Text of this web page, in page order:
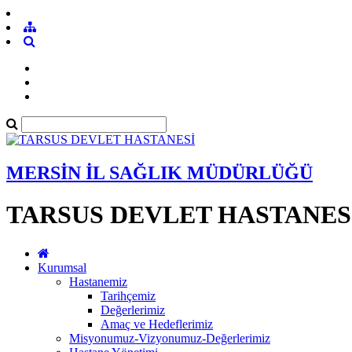
MERSİN İL SAĞLIK MÜDÜRLÜĞÜ
TARSUS DEVLET
Kurumsal
Hastanemiz
Tarihçemiz
Değerlerimiz
Amaç ve Hedeflerimiz
Misyonumuz-Vizyonumuz-Değerlerimiz